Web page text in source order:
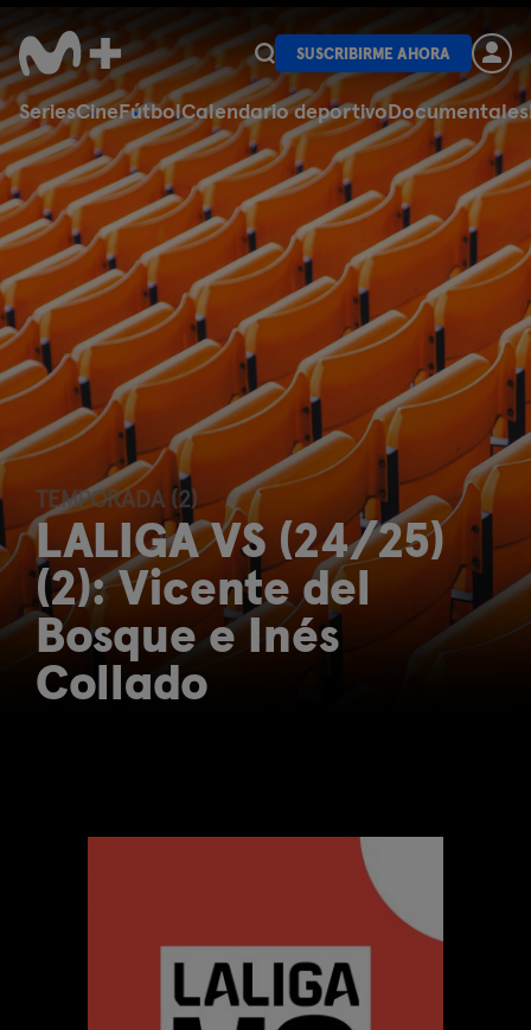
SeriesCineFútbolCalendario deportivoDocumentales
SUSCRIBIRME AHORA
TEMPORADA (2)
LALIGA VS (24/25)
(2): Vicente del
Bosque e Inés
Collado